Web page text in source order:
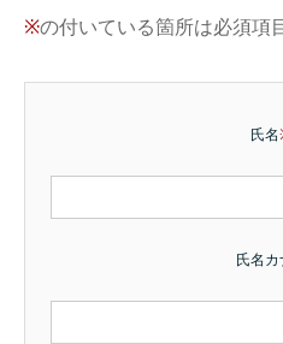
※の付いている箇所は必須項
氏名
氏名カ